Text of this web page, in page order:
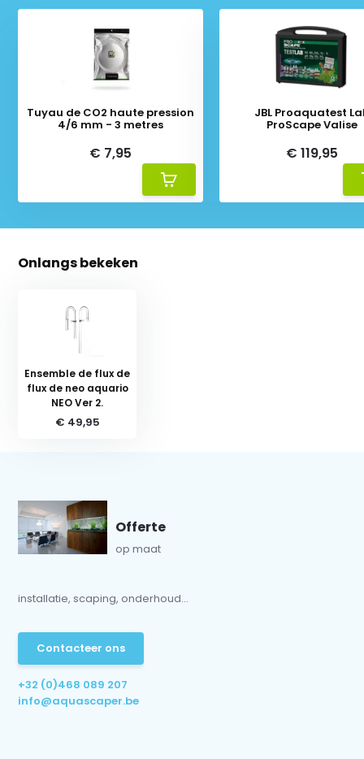
Tuyau de CO2 haute pression
4/6 mm - 3 metres
€ 7,95
JBL Proaquatest
ProScape Valise
€ 119,95
Onlangs bekeken
Ensemble de flux de
flux de neo aquario
NEO Ver 2.
€ 49,95
Offerte
op maat
installatie, scaping, onderhoud...
Contacteer ons
+32 (0)468 089 207
info@aquascaper.be